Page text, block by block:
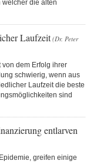
welcher die alten
Laufzeit (Dr. Peter
von dem Erfolg ihrer
schwierig, wenn aus
Laufzeit die beste
sind
entlarven
greifen einige